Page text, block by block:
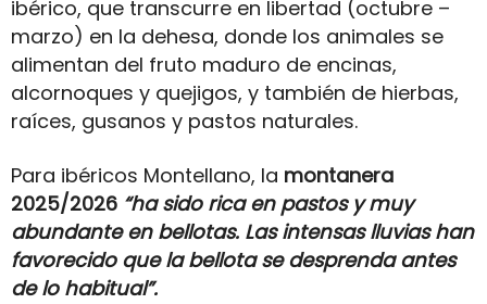
ibérico, que transcurre en libertad (octubre –
marzo) en la dehesa, donde los animales se
alimentan del fruto maduro de encinas,
alcornoques y quejigos, y también de hierbas,
raíces, gusanos y pastos naturales.
Para ibéricos Montellano, la montanera
2025/2026 “ha sido rica en pastos y muy
abundante en bellotas. Las intensas lluvias han
favorecido que la bellota se desprenda antes
de lo habitual”.